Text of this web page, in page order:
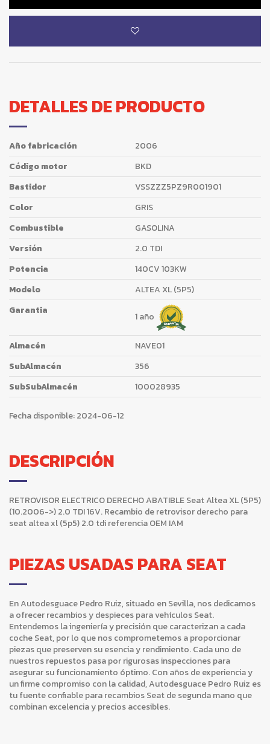
DETALLES DE PRODUCTO
Año fabricación
2006
Código motor
BKD
Bastidor
VSSZZZ5PZ9R001901
Color
GRIS
Combustible
GASOLINA
Versión
2.0 TDI
Potencia
140CV 103KW
Modelo
ALTEA XL (5P5)
Garantia
1 año
Almacén
NAVE01
SubAlmacén
356
SubSubAlmacén
100028935
Fecha disponible:2024-06-12
DESCRIPCIÓN
RETROVISOR ELECTRICO DERECHO ABATIBLE Seat Altea XL (5P5)
(10.2006->) 2.0 TDI 16V. Recambio de retrovisor derecho para
seat altea xl (5p5) 2.0 tdi referencia OEM IAM
PIEZAS USADAS PARA SEAT
En Autodesguace Pedro Ruiz, situado en Sevilla, nos dedicamos
a ofrecer recambios y despieces para vehículos Seat.
Entendemos la ingeniería y precisión que caracterizan a cada
coche Seat, por lo que nos comprometemos a proporcionar
piezas que preserven su esencia y rendimiento. Cada uno de
nuestros repuestos pasa por rigurosas inspecciones para
asegurar su funcionamiento óptimo. Con años de experiencia y
un firme compromiso con la calidad, Autodesguace Pedro Ruiz es
tu fuente confiable para recambios Seat de segunda mano que
combinan excelencia y precios accesibles.